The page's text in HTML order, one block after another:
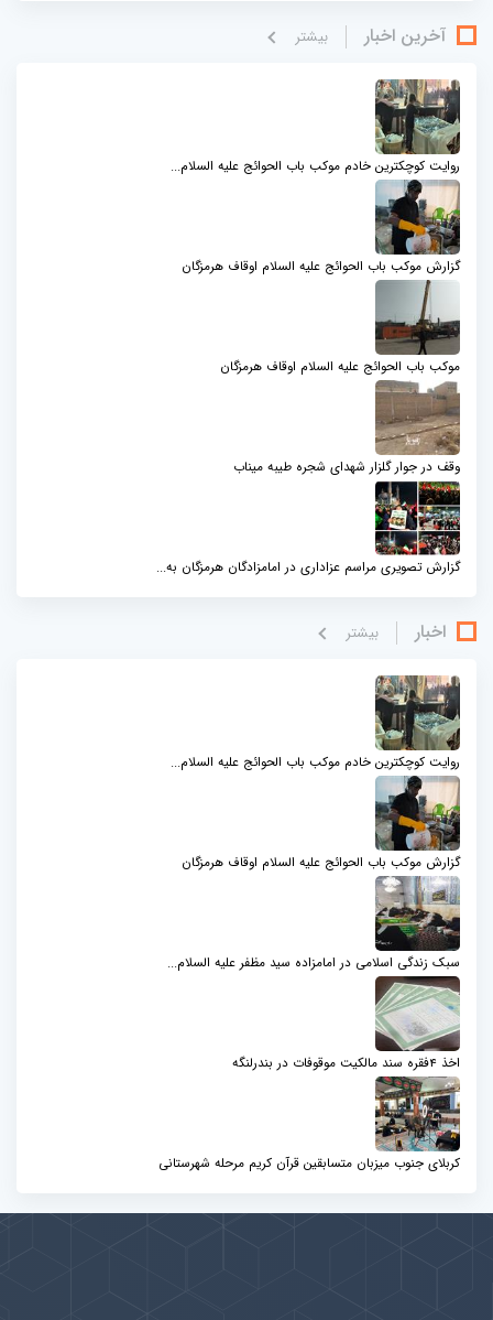
آخرین اخبار بيشتر
روایت کوچکترین خادم موکب باب الحوائج علیه السلام...
گزارش موکب باب الحوائج علیه السلام اوقاف هرمزگان
موکب باب الحوائج علیه السلام اوقاف هرمزگان
وقف در جوار گلزار شهدای شجره طیبه میناب
گزارش تصویری مراسم عزاداری در امامزادگان هرمزگان به...
اخبار بيشتر
روایت کوچکترین خادم موکب باب الحوائج علیه السلام...
گزارش موکب باب الحوائج علیه السلام اوقاف هرمزگان
سبک زندگی اسلامی در امامزاده سید مظفر علیه السلام...
اخذ 4فقره سند مالکیت موقوفات در بندرلنگه
کربلای جنوب میزبان متسابقین قرآن کریم مرحله شهرستانی